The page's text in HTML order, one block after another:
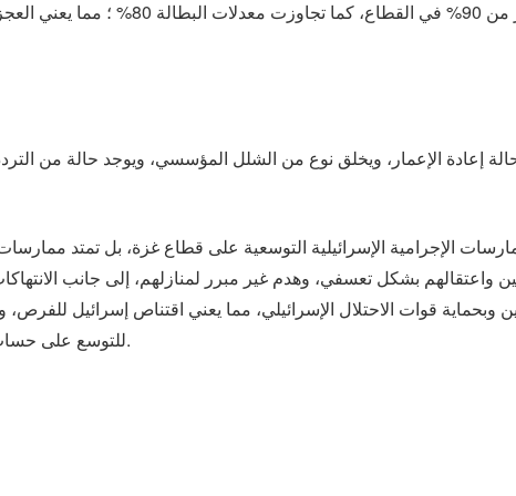
الفقر إلى أكثر من 90% في
إعادة الإعمار، ويخلق نوع من الشلل المؤسسي، ويوجد حالة من
الإجرامية الإسرائيلية التوسعية على قطاع غزة، بل تمتد
واعتقالهم بشكل تعسفي، وهدم غير مبرر لمنازلهم، إلى جانب
وبحماية قوات الاحتلال الإسرائيلي، مما يعني اقتناص إسرائيل للفرص،
للتوسع على حساب مزيد من الأراضي الفلسطينية وقتل وتهجير عدد أكبر من الفلسطينيين.